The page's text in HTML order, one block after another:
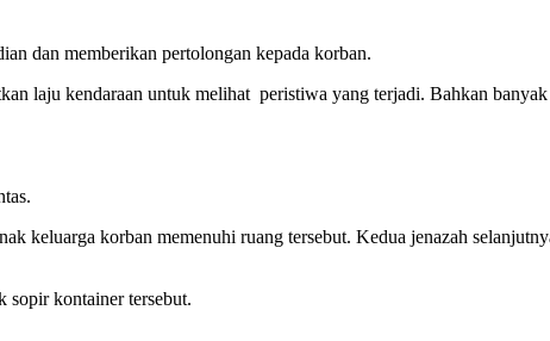
dan memberikan pertolongan kepada korban.
laju kendaraan untuk melihat peristiwa yang terjadi. Bahkan banyak
keluarga korban memenuhi ruang tersebut. Kedua jenazah
sopir kontainer tersebut.